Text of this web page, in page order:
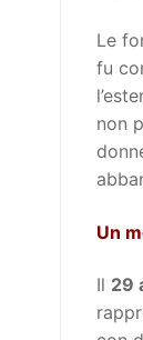
Le
fu
non
Un
Il 29